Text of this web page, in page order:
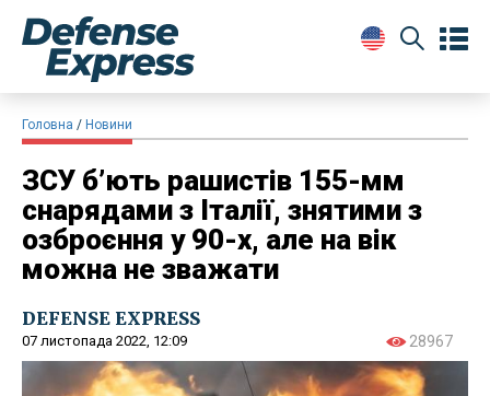
Головна Новини
ЗСУ б’ють рашистів 155-мм
снарядами з Італії, знятими з
озброєння у 90-х, але на вік
можна не зважати
DEFENSE EXPRESS
07 листопада 2022, 12:09 28967